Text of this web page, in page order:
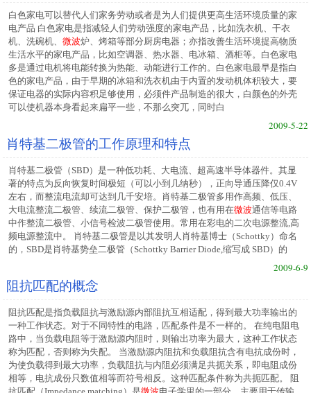
白色家电可以替代人们家务劳动或者是为人们提供更高生活环境质量的家
电产品 白色家电是指减轻人们劳动强度的家电产品，比如洗衣机、干衣
机、洗碗机、微波炉、烤箱等部分厨房电器；亦指改善生活环境提高物质
生活水平的家电产品，比如空调器、热水器、电冰箱、酒柜等。白色家电
多是通过电机将电能转换为热能、动能进行工作的。白色家电最早是指白
色的家电产品，由于早期的冰箱和洗衣机由于内置的发动机体积较大，要
保证电器的实际内容积足够使用，必须件产品制造的很大，白颜色的外壳
可以使机器本身看起来扁平一些，不那么突兀，同时白
2009-5-22
肖特基二极管的工作原理和特点
肖特基二极管（SBD）是一种低功耗、大电流、超高速半导体器件。其显
著的特点为反向恢复时间极短（可以小到几纳秒），正向导通压降仅0.4V
左右，而整流电流却可达到几千安培。肖特基二极管多用作高频、低压、
大电流整流二极管、续流二极管、保护二极管，也有用在微波通信等电路
中作整流二极管、小信号检波二极管使用。常用在彩电的二次电源整流,高
频电源整流中。 肖特基二极管是以其发明人肖特基博士（Schottky）命名
的，SBD是肖特基势垒二极管（Schottky Barrier Diode,缩写成 SBD）的
2009-6-9
阻抗匹配的概念
阻抗匹配是指负载阻抗与激励源内部阻抗互相适配，得到最大功率输出的
一种工作状态。对于不同特性的电路，匹配条件是不一样的。 在纯电阻电
路中，当负载电阻等于激励源内阻时，则输出功率为最大，这种工作状态
称为匹配，否则称为失配。 当激励源内阻抗和负载阻抗含有电抗成份时，
为使负载得到最大功率，负载阻抗与内阻必须满足共扼关系，即电阻成份
相等，电抗成份只数值相等而符号相反。这种匹配条件称为共扼匹配。 阻